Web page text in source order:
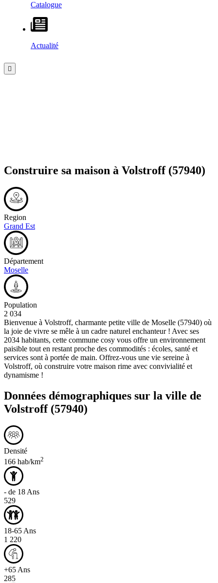
Catalogue
Actualité
Construire sa maison à Volstroff(57940)
Region
Grand Est
Département
Moselle
Population
2 034
Bienvenue à Volstroff, charmante petite ville de Moselle (57940) où
la joie de vivre se mêle à un cadre naturel enchanteur ! Avec ses
2034 habitants, cette commune cosy vous offre un environnement
paisible tout en restant proche des commodités : écoles, santé et
services sont à portée de main. Offrez-vous une vie sereine à
Volstroff, où construire votre maison rime avec convivialité et
dynamisme !
Données démographiques sur la ville de
Volstroff(57940)
Densité
166 hab/km2
- de 18 Ans
529
18-65 Ans
1 220
+65 Ans
285